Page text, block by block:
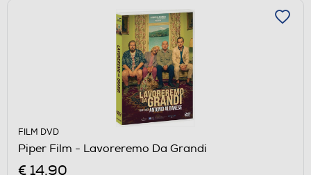
FILM DVD
Piper Film - Lavoreremo Da Grandi
€ 14,90